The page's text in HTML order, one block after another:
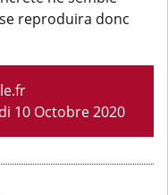
reproduira donc
10 Octobre 2020